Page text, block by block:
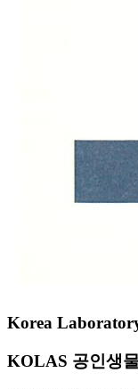
Korea
KOLAS 공인생